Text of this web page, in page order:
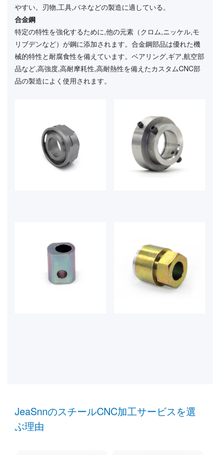
やすい。刃物,工具,バネなどの製造に適している。
合金鋼
特定の特性を強化するために,他の元素（クロム,ニッケル,モ
リブデンなど）が鋼に添加されます。合金鋼部品は優れた機
械的特性と耐腐食性を備えています。ベアリング,ギア,航空部
品など,高強度,高耐摩耗性,高耐熱性を備えたカスタムCNC部
品の製造によく使用されます。
JeaSnnのスチールCNC加工サービスを選
ぶ理由